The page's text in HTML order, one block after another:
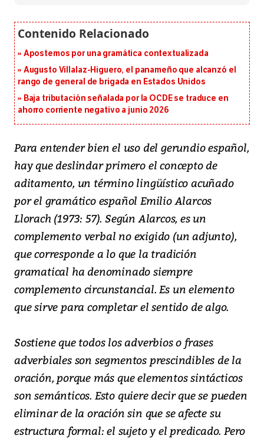
Apostemos por una gramática contextualizada
Augusto Villalaz-Higuero, el panameño que alcanzó el
rango de general de brigada en Estados Unidos
Baja tributación señalada por la OCDE se traduce en
ahorro corriente negativo a junio 2026
Para entender bien el uso del gerundio español,
hay que deslindar primero el concepto de
aditamento, un término lingüístico acuñado
por el gramático español Emilio Alarcos
Llorach (1973: 57). Según Alarcos, es un
complemento verbal no exigido (un adjunto),
que corresponde a lo que la tradición
gramatical ha denominado siempre
complemento circunstancial. Es un elemento
que sirve para completar el sentido de algo.
Sostiene que todos los adverbios o frases
adverbiales son segmentos prescindibles de la
oración, porque más que elementos sintácticos
son semánticos. Esto quiere decir que se pueden
eliminar de la oración sin que se afecte su
estructura formal: el sujeto y el predicado. Pero